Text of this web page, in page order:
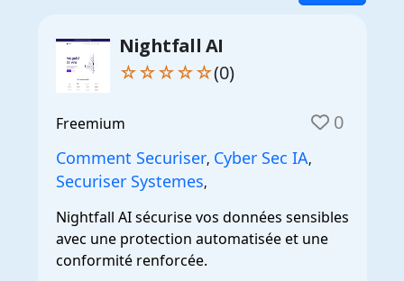
Nightfall AI
☆☆☆☆☆(0)
Freemium 0
Comment Securiser, Cyber Sec IA,
Securiser Systemes,
Nightfall AI sécurise vos données sensibles
avec une protection automatisée et une
conformité renforcée.